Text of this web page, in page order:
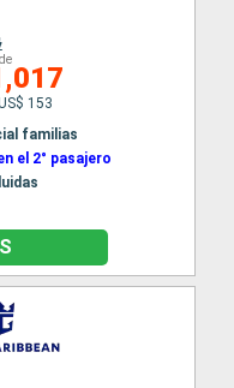
153
familias
el 2° pasajero